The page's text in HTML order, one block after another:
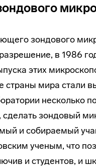
зондового
в 1986
этих
страны мира стали
несколько
зондовый
и собираемый
ученым, что
и студентов, и